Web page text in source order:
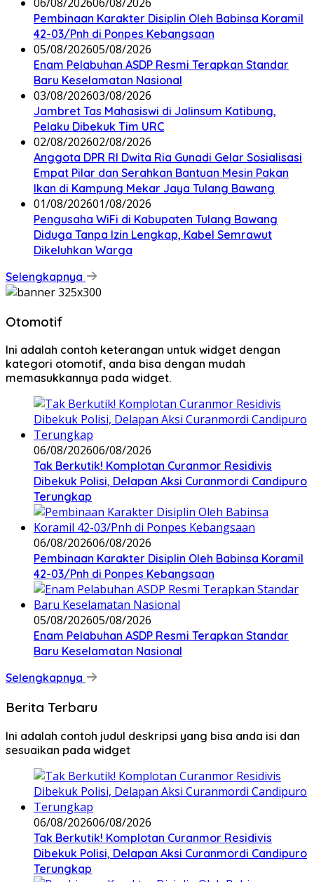
Pembinaan Karakter Disiplin Oleh Babinsa Koramil
42-03/Pnh di Ponpes Kebangsaan
05/08/202605/08/2026
Enam Pelabuhan ASDP Resmi Terapkan Standar
Baru Keselamatan Nasional
03/08/202603/08/2026
Jambret Tas Mahasiswi di Jalinsum Katibung,
Pelaku Dibekuk Tim URC
02/08/202602/08/2026
Anggota DPR RI Dwita Ria Gunadi Gelar Sosialisasi
Empat Pilar dan Serahkan Bantuan Mesin Pakan
Ikan di Kampung Mekar Jaya Tulang Bawang
01/08/202601/08/2026
Pengusaha WiFi di Kabupaten Tulang Bawang
Diduga Tanpa Izin Lengkap, Kabel Semrawut
Dikeluhkan Warga
Selengkapnya
Otomotif
Ini adalah contoh keterangan untuk widget dengan
kategori otomotif, anda bisa dengan mudah
memasukkannya pada widget.
06/08/202606/08/2026
Tak Berkutik! Komplotan Curanmor Residivis
Dibekuk Polisi, Delapan Aksi Curanmordi Candipuro
Terungkap
06/08/202606/08/2026
Pembinaan Karakter Disiplin Oleh Babinsa Koramil
42-03/Pnh di Ponpes Kebangsaan
05/08/202605/08/2026
Enam Pelabuhan ASDP Resmi Terapkan Standar
Baru Keselamatan Nasional
Selengkapnya
Berita Terbaru
Ini adalah contoh judul deskripsi yang bisa anda isi dan
sesuaikan pada widget
06/08/202606/08/2026
Tak Berkutik! Komplotan Curanmor Residivis
Dibekuk Polisi, Delapan Aksi Curanmordi Candipuro
Terungkap